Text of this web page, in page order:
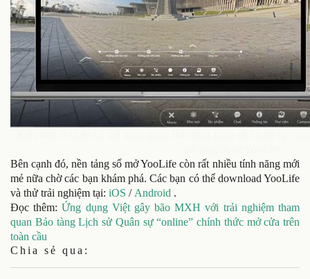
Bên cạnh đó, nền tảng số mở YooLife còn rất nhiều tính năng mới
mẻ nữa chờ các bạn khám phá. Các bạn có thể download YooLife
và thử trải nghiệm tại: iOS / Android .
Đọc thêm:Ứng dụng Việt gây bão MXH với trải nghiệm tham
quan Bảo tàng Lịch sử Quân sự “online” chính thức mở cửa trên
toàn cầu
Chia sẻ qua: